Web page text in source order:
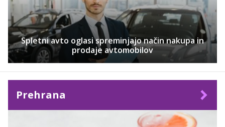
Spletni avto oglasi spreminjajo način nakupa in
prodaje avtomobilov
Prehrana